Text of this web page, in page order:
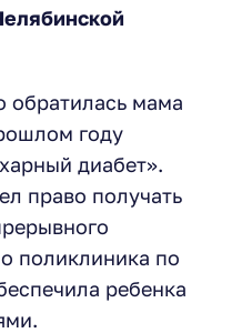
обратилась мама
году
диабет».
право получать
поликлиника по
ребенка